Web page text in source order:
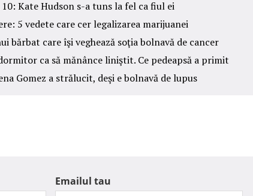
Kate Hudson s-a tuns la fel ca fiul ei
5 vedete care cer legalizarea marijuanei
bărbat care îşi veghează soţia bolnavă de cancer
ca să mănânce liniştit. Ce pedeapsă a primit
Gomez a strălucit, deşi e bolnavă de lupus
Emailul tau